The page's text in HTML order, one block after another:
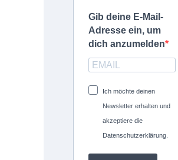
Gib deine E-Mail-
Adresse ein, um
dich anzumelden
Ich möchte deinen
Newsletter erhalten und
akzeptiere die
Datenschutzerklärung.